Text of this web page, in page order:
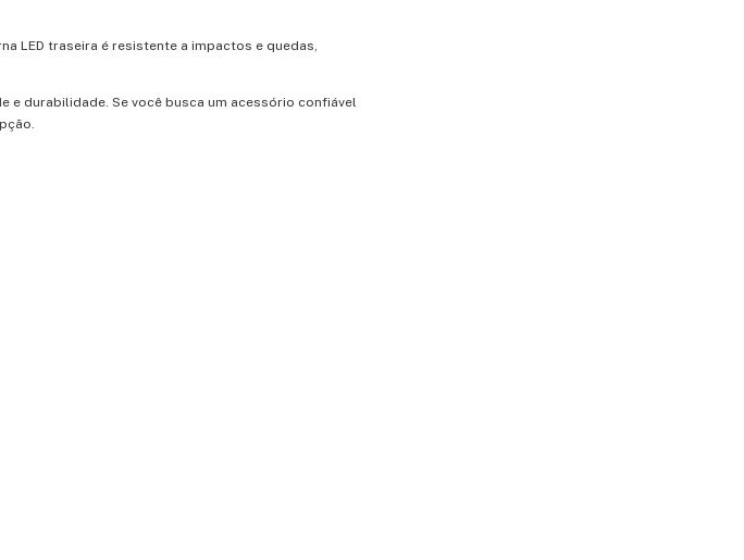
LED traseira é resistente a impactos e quedas,
e durabilidade. Se você busca um acessório confiável